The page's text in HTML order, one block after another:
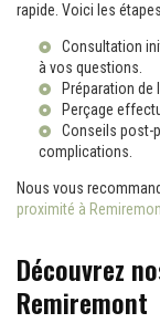
rapide. Voici les
Consultation
à vos questions.
Préparation de
Perçage
Conseils post-
complications.
Nous vous
proximité à
Découvrez
Remiremont